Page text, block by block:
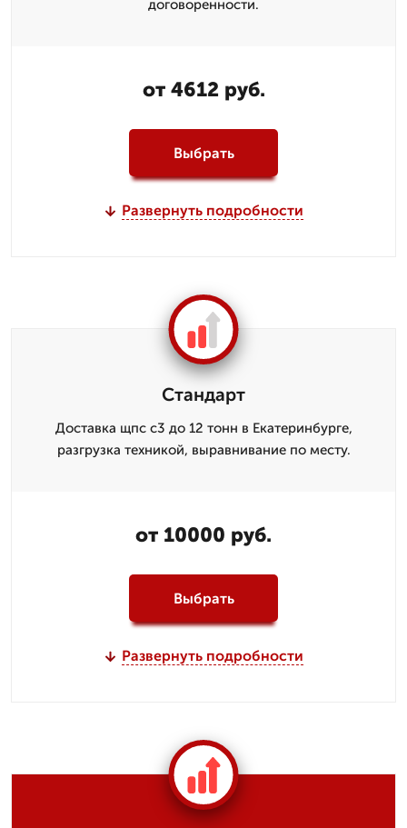
договоренности.
от 4612 руб.
Выбрать
Развернуть подробности
Стандарт
Доставка щпс с3 до 12 тонн в Екатеринбурге,
разгрузка техникой, выравнивание по месту.
от 10000 руб.
Выбрать
Развернуть подробности